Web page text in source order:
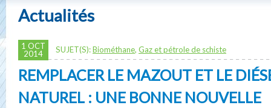
Actualités
1 OCT
2014
SUJET(S):Biométhane, Gaz et pétrole de schiste
REMPLACER LE MAZOUT ET LE
NATUREL : UNE BONNE NOUVELLE